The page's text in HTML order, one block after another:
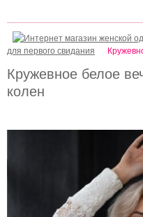
Кружевное белое
колен
для первого свидания